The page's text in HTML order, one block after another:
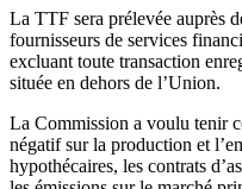
La TTF sera prélevée auprès
fournisseurs de services
excluant toute transaction
située en dehors de l’Union.
La Commission a voulu tenir
négatif sur la production et
hypothécaires, les contrats